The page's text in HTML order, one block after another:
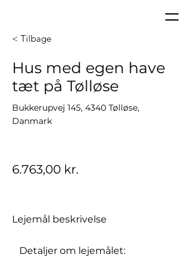
< Tilbage
Hus med egen have
tæt på Tølløse
Bukkerupvej 145, 4340 Tølløse,
Danmark
6.763,00 kr.
Lejemål beskrivelse
Detaljer om lejemålet: